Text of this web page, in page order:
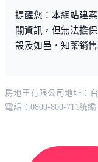
提醒您：本網站建
關資訊，但無法擔
設及如邑．知築銷
房地王有限公司 地址：
電話：0800-800-711統編